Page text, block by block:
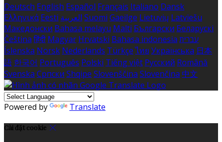
Deutsch English Español Français Italiano Dansk
Ελληνικά Eesti العربية Suomi Gaeilge Lietuvių Latviešu
Македонски Bahasa melayu Malti Български Беларускі
Čeština हिंदी Magyar Hrvatski Bahasa indonesia עברית
Íslenska Norsk Nederlands Türkçe ไทย Українська 日本
語 한국어 Português Polski Tiếng việt Русский Română
Svenska Српски Shqipe Slovenščina Slovenčina 中文
Powered by Translate
Cài đặt cookie